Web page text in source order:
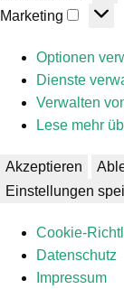
Marketing
Optionen
Dienste
Verwalten
Lese mehr
Akzeptieren
Einstellungen
Coo­kie-
Daten­schutz
Impres­sum